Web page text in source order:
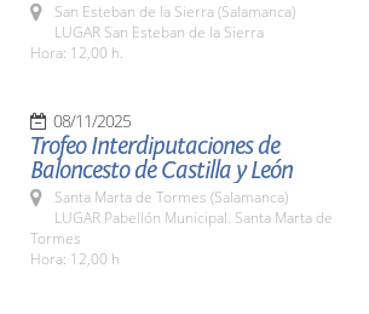
San Esteban de la Sierra (Salamanca)
LUGAR San Esteban de la Sierra
Hora: 12,00 h.
08/11/2025
Trofeo Interdiputaciones de
Baloncesto de Castilla y León
Santa Marta de Tormes (Salamanca)
LUGAR Pabellón Municipal. Santa Marta de
Tormes
Hora: 12,00 h